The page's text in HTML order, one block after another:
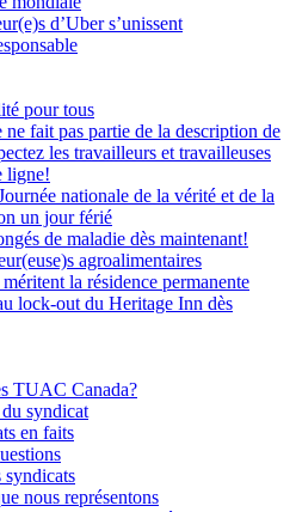
d’Uber s’unissent
pour tous
fait pas partie de la description de
les travailleurs et travailleuses
ligne!
nationale de la vérité et de la
un jour férié
de maladie dès maintenant!
agroalimentaires
la résidence permanente
lock-out du Heritage Inn dès
TUAC Canada?
syndicat
en faits
syndicats
nous représentons